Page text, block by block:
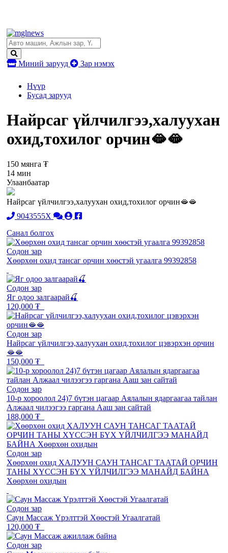
Миний зарууд Зар нэмэх
Нүүр
Бусад зарууд
Найрсаг үйлчилгээ,халуухан
охид,тохилог орчин🫦🫦
150 мянга ₮
14 мин
Улаанбаатар
Найрсаг үйлчилгээ,халуухан охид,тохилог орчин🫦🫦
9043555X
Санал болгох
Содон зар
Хөөрхөн охид тансаг орчин хөөстэй угаалга 99392858
Содон зар
Яг одоо залгаарай🍒
120,000 ₮
Содон зар
Найрсаг үйлчилгээ,халуухан охид,тохилог цэвэрхэн орчин
🫦🫦
150,000 ₮
Содон зар
10-р хороолол 24)7 бүтэн цагаар Аялалын ядаргаагаа тайлан
Алжаал чилээгээ гаргана Ааш зан сайтай
188,000 ₮
Содон зар
Хөөрхөн охид ХАЛУУН САУН ТАНСАГ ТААТАЙ ОРЧИН
ТАНЫ ХҮССЭН БҮХ ҮЙЛЧИЛГЭЭ МАНАЙД БАЙНА
Хөөрхөн охидын
Содон зар
Саун Массаж Үрэлттэй Хөөстэй Угаалгатай
120,000 ₮
Содон зар